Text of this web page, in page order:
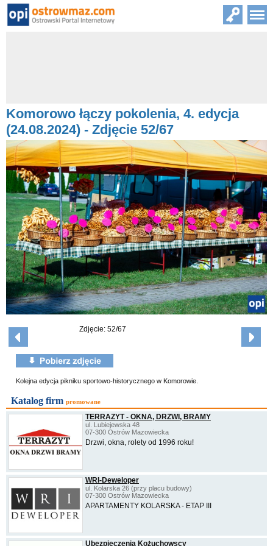
Komorowo łączy pokolenia, 4. edycja
(24.08.2024) - Zdjęcie 52/67
Zdjęcie: 52/67
Kolejna edycja pikniku sportowo-historycznego w Komorowie.
Katalog firm promowane
TERRAZYT - OKNA, DRZWI, BRAMY
ul. Lubiejewska 48
07-300 Ostrów Mazowiecka
Drzwi, okna, rolety od 1996 roku!
WRI-Deweloper
ul. Kolarska 26 (przy placu budowy)
07-300 Ostrów Mazowiecka
APARTAMENTY KOLARSKA - ETAP III
Ubezpieczenia Kożuchowscy